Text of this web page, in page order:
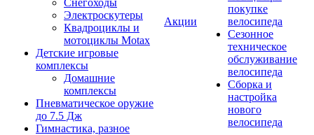
Снегоходы
Электроскутеры
Квадроциклы и
мотоциклы Motax
Детские игровые
комплексы
Домашние
комплексы
Пневматическое оружие
до 7.5 Дж
Гимнастика, разное
Акции
покупке
велосипеда
Сезонное
техническое
обслуживание
велосипеда
Сборка и
настройка
нового
велосипеда